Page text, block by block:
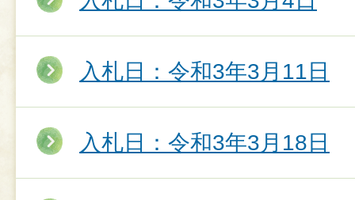
入札日：令和3年3月11日
入札日：令和3年3月18日